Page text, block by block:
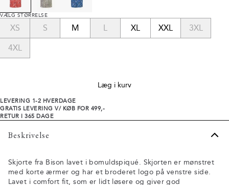
VÆLG STØRRELSE
XS S M L XL XXL 3XL
4XL
Læg i kurv
LEVERING 1-2 HVERDAGE
GRATIS LEVERING V/ KØB FOR 499,-
RETUR I 365 DAGE
Beskrivelse
Skjorte fra Bison lavet i bomuldspiqué. Skjorten er mønstret
med korte ærmer og har et broderet logo på venstre side.
Lavet i comfort fit, som er lidt løsere og giver god